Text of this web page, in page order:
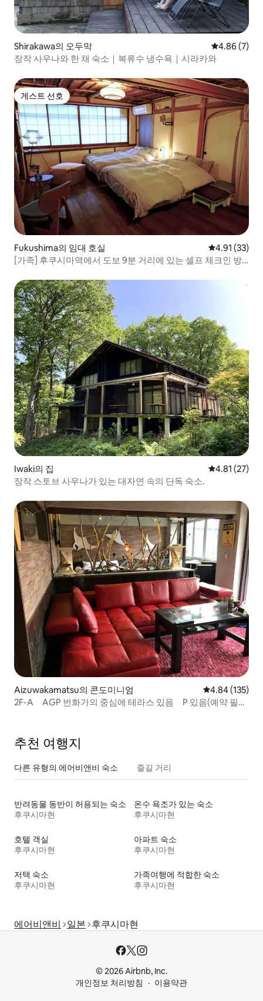
Shirakawa의 오두막 평점 4.86점
4.86 (7)
장작 사우나와 한 채 숙소｜복류수 냉수욕｜시라카와
게스트 선호
게스트 선호
Fukushima의 임대 호실 평점 4.91점
4.91 (33)
[가족] 후쿠시마역에서 도보 9분 거리에 있는 셀프 체크인 방
Iwaki의 집 평점 4.81점
4.81 (27)
장작 스토브 사우나가 있는 대자연 속의 단독 숙소.
Aizuwakamatsu의 콘도미니엄 평점 4.84점(5
4.84 (135)
2F-A AGP 번화가의 중심에 테라스 있음 P 있음(예약 필
추천 여행지
다른 유형의 에어비앤비 숙소 즐길 거리
반려동물 동반이 허용되는 숙소
후쿠시마현
온수 욕조가 있는 숙소
후쿠시마현
호텔 객실
후쿠시마현
아파트 숙소
후쿠시마현
저택 숙소
후쿠시마현
가족여행에 적합한 숙소
후쿠시마현
에어비앤비 일본 후쿠시마현
© 2026 Airbnb, Inc.
개인정보 처리방침
이용약관